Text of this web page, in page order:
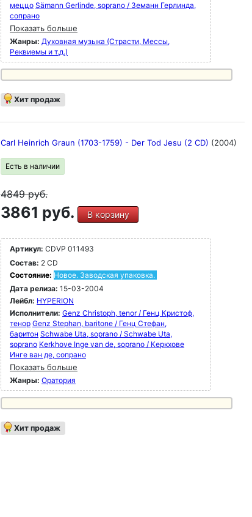
меццо Sämann Gerlinde, soprano / Земанн Герлинда,
сопрано
Показать больше
Жанры: Духовная музыка (Страсти, Мессы,
Реквиемы и т.д.)
Хит продаж
Carl Heinrich Graun (1703-1759) - Der Tod Jesu (2 CD) (2004)
Есть в наличии
4849руб.
3861 руб. В корзину
Артикул: CDVP 011493
Состав: 2 CD
Состояние: Новое. Заводская упаковка.
Дата релиза: 15-03-2004
Лейбл: HYPERION
Исполнители: Genz Christoph, tenor / Генц Кристоф,
тенор Genz Stephan, baritone / Генц Стефан,
баритон Schwabe Uta, soprano / Schwabe Uta,
soprano Kerkhove Inge van de, soprano / Керкхове
Инге ван де, сопрано
Показать больше
Жанры: Оратория
Хит продаж